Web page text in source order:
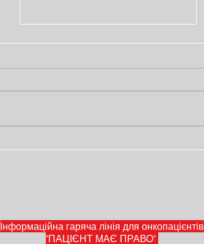
як пройти КТ
Інформаційна гаряча лінія для онкопацієнтів
"ПАЦІЄНТ МАЄ ПРАВО"